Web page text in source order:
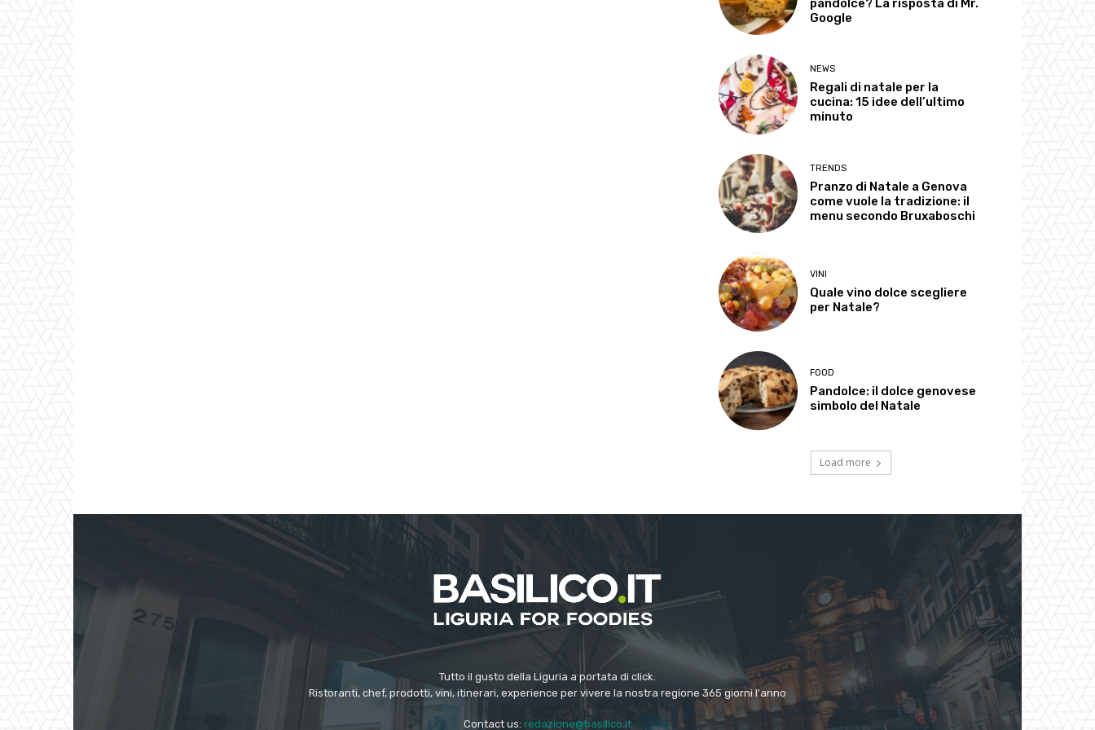
pandolce? La risposta di Mr.
Google
NEWS
Regali di natale per la
cucina: 15 idee dell’ultimo
minuto
TRENDS
Pranzo di Natale a Genova
come vuole la tradizione: il
menu secondo Bruxaboschi
VINI
Quale vino dolce scegliere
per Natale?
FOOD
Pandolce: il dolce genovese
simbolo del Natale
Load more
Tutto il gusto della Liguria a portata di click.
Ristoranti, chef, prodotti, vini, itinerari, experience per vivere la nostra regione 365 giorni l'anno
Contact us: redazione@basilico.it